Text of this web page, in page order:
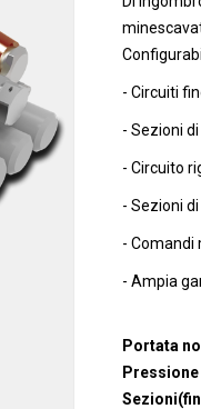
Servocomandi idraulici ed
Unità di alimentazione
Servocomandi pneumatici
Servocomandi meccanici a
cavo flessibile
- Circuiti
- Sezioni
- Circuito
- Sezioni
- Comandi
- Ampia
Portata